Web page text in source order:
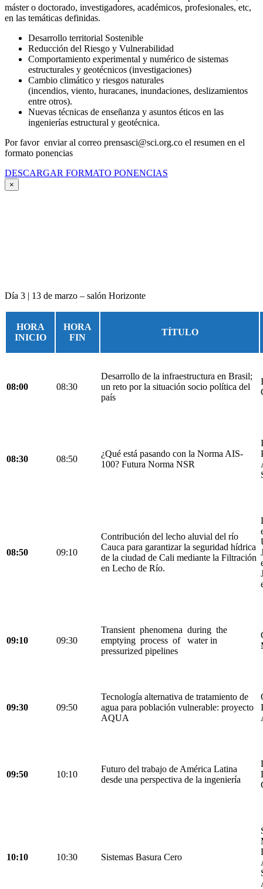
máster o doctorado, investigadores, académicos, profesionales, etc,
en las temáticas definidas.
Desarrollo territorial Sostenible
Reducción del Riesgo y Vulnerabilidad
Comportamiento experimental y numérico de sistemas
estructurales y geotécnicos (investigaciones)
Cambio climático y riesgos naturales
(incendios, viento, huracanes, inundaciones, deslizamientos
entre otros).
Nuevas técnicas de enseñanza y asuntos éticos en las
ingenierías estructural y geotécnica.
Por favor enviar al correo prensasci@sci.org.co el resumen en el
formato ponencias
DESCARGAR FORMATO PONENCIAS
×
Día 3 | 13 de marzo – salón Horizonte
HORA
INICIO
HORA
FIN
TÍTULO
08:00 08:30
Desarrollo de la infraestructura en Brasil;
un reto por la situación socio política del
país
08:30 08:50
¿Qué está pasando con la Norma AIS-
100? Futura Norma NSR
08:50 09:10
Contribución del lecho aluvial del río
Cauca para garantizar la seguridad hídrica
de la ciudad de Cali mediante la Filtración
en Lecho de Río.
09:10 09:30
Transient phenomena during the
emptying process of water in
pressurized pipelines
09:30 09:50
Tecnología alternativa de tratamiento de
agua para población vulnerable: proyecto
AQUA
09:50 10:10
Futuro del trabajo de América Latina
desde una perspectiva de la ingeniería
10:10 10:30 Sistemas Basura Cero